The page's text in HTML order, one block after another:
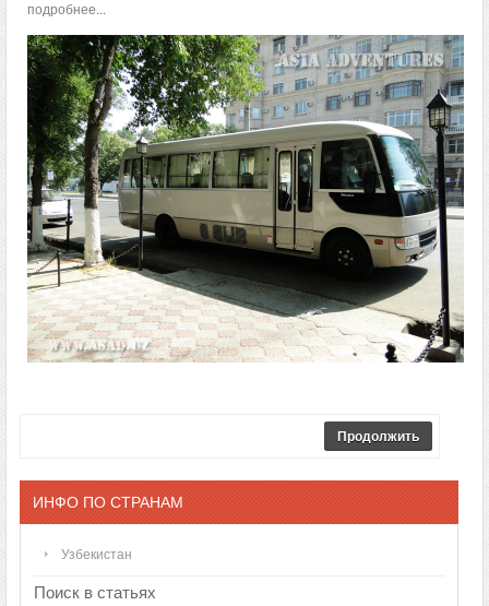
подробнее...
Продолжить
ИНФО ПО СТРАНАМ
Узбекистан
Поиск в статьях